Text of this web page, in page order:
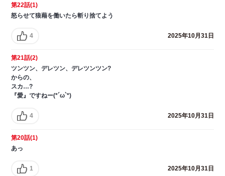
第22話(1)
怒らせて狼藉を働いたら斬り捨てよう
4 2025年10月31日
第21話(2)
ツンツン、デレツン、デレツンツン?
からの、
スカ…?
『愛』ですねー(*´ω`*)
4 2025年10月31日
第20話(1)
あっ
1 2025年10月31日